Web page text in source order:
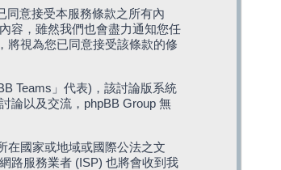
同意接受本服務條款之所有內
容，雖然我們也會盡力通知您任
將視為您已同意接受該條款的修
Teams」代表)，該討論版系統
論以及交流，phpBB Group 無
在國家或地域或國際公法之文
路服務業者 (ISP) 也將會收到我